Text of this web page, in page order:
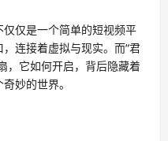
仅是一个简单的短视频平
连接着虚拟与现实。而“君
，它如何开启，背后隐藏着
妙的世界。